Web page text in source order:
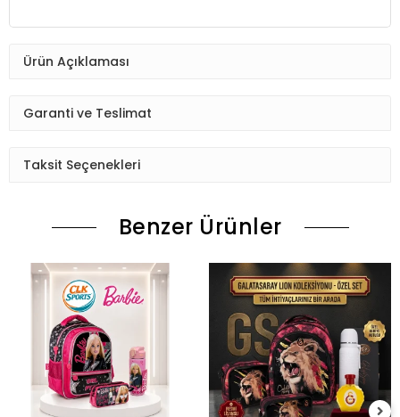
Ürün Açıklaması
Garanti ve Teslimat
Taksit Seçenekleri
Benzer Ürünler